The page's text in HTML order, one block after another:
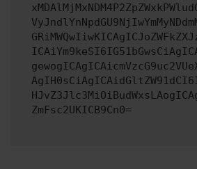
ZmFsc2UKICB9Cn0=